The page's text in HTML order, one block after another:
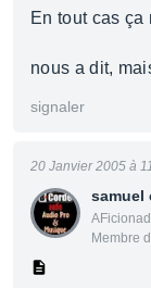
En tout cas ça
nous a dit,
signaler
samuel
Membre
20 Janvier 2005 à